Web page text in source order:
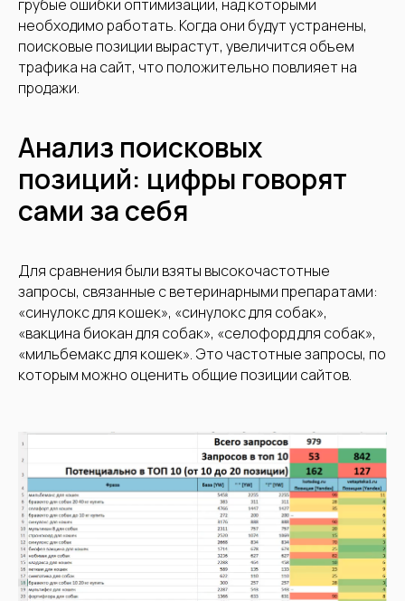
грубые ошибки оптимизации, над которыми
необходимо работать. Когда они будут устранены,
поисковые позиции вырастут, увеличится объем
трафика на сайт, что положительно повлияет на
продажи.
Анализ поисковых
позиций: цифры говорят
сами за себя
Для сравнения были взяты высокочастотные
запросы, связанные с ветеринарными препаратами:
«синулокс для кошек», «синулокс для собак»,
«вакцина биокан для собак», «селофорд для собак»,
«мильбемакс для кошек». Это частотные запросы, по
которым можно оценить общие позиции сайтов.